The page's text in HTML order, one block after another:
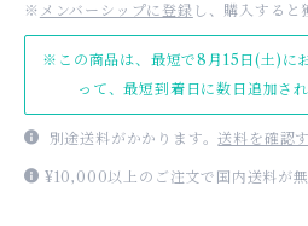
※ メンバーシップに登録 し、購入すると
※この商品は、最短で8月15日(土)に
って、最短到着日に数日追加さ
別途送料がかかります。送料を確認
¥10,000以上のご注文で国内送料が無